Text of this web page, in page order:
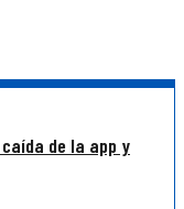
de la app y